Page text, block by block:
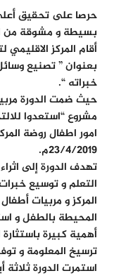
حرصا على تحقيق
بسيطة و مشوقة من
أقام المركز الاقليمي
بعنوان ” تصنيع
خبراته “.
حيث ضمت الدورة
مشروع “استعدوا
امور اطفال روضة
23/4/2019م.
تهدف الدورة إلى
التعلم و توسيع
المركز و مربيات
المحيطة بالطفل و
أهمية كبيرة
ترسيخ المعلومة و
استمرت الدورة ثلاثة أيام من 23و